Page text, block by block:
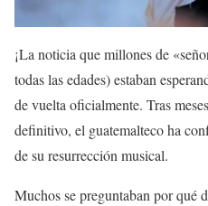
¡La noticia que millones de
todas las edades) estaban
de vuelta oficialmente. Tras
definitivo, el guatemalteco ha
de su resurrección musical.
Muchos se preguntaban por qué